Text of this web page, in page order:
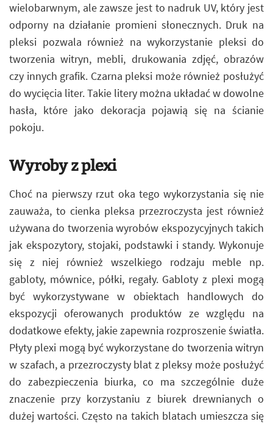
wielobarwnym, ale zawsze jest to nadruk UV, który jest
odporny na działanie promieni słonecznych. Druk na
pleksi pozwala również na wykorzystanie pleksi do
tworzenia witryn, mebli, drukowania zdjęć, obrazów
czy innych grafik. Czarna pleksi może również posłużyć
do wycięcia liter. Takie litery można układać w dowolne
hasła, które jako dekoracja pojawią się na ścianie
pokoju.
Wyroby z plexi
Choć na pierwszy rzut oka tego wykorzystania się nie
zauważa, to cienka pleksa przezroczysta jest również
używana do tworzenia wyrobów ekspozycyjnych takich
jak ekspozytory, stojaki, podstawki i standy. Wykonuje
się z niej również wszelkiego rodzaju meble np.
gabloty, mównice, półki, regały. Gabloty z plexi mogą
być wykorzystywane w obiektach handlowych do
ekspozycji oferowanych produktów ze względu na
dodatkowe efekty, jakie zapewnia rozproszenie światła.
Płyty plexi mogą być wykorzystane do tworzenia witryn
w szafach, a przezroczysty blat z pleksy może posłużyć
do zabezpieczenia biurka, co ma szczególnie duże
znaczenie przy korzystaniu z biurek drewnianych o
dużej wartości. Często na takich blatach umieszcza się